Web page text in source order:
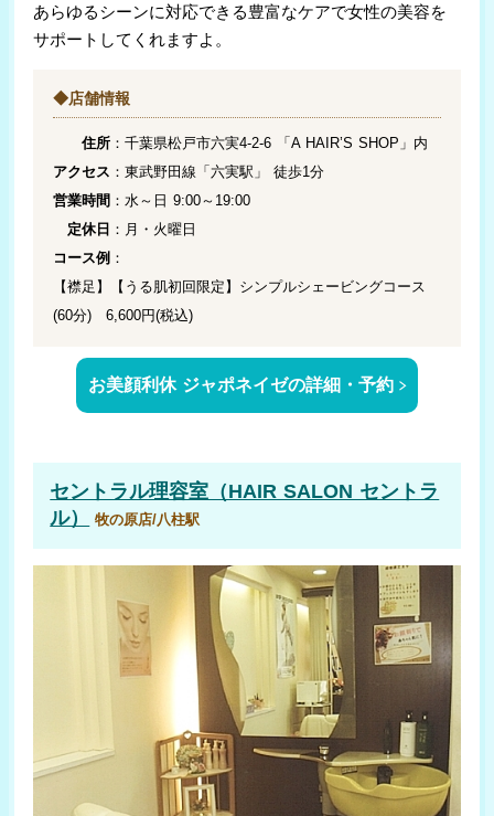
あらゆるシーンに対応できる豊富なケアで女性の美容を
サポートしてくれますよ。
◆店舗情報
住所 ：千葉県松戸市六実4-2-6 「A HAIR’S SHOP」内
アクセス ：東武野田線「六実駅」 徒歩1分
営業時間 ：水～日 9:00～19:00
定休日 ：月・火曜日
コース例 ：
【襟足】【うる肌初回限定】シンプルシェービングコース
(60分) 6,600円(税込)
お美顔利休 ジャポネイゼの詳細・予約
セントラル理容室（HAIR SALON セントラ
ル）
牧の原店/八柱駅